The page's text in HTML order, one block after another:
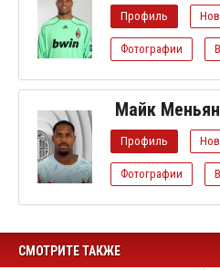
Профиль
Фотографии
Майк Меньян
Профиль
Фотографии
СМОТРИТЕ ТАКЖЕ